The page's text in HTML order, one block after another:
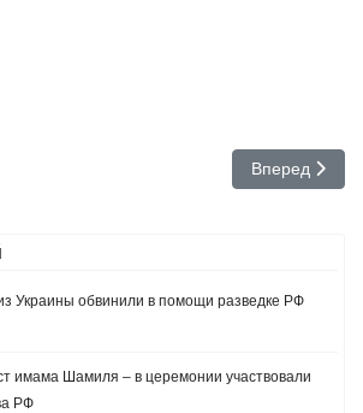
потребовали долг Российской империи в
Следующий:
Вперед
Украины обвинили в помощи разведке РФ
имама Шамиля – в церемонии участвовали
РФ